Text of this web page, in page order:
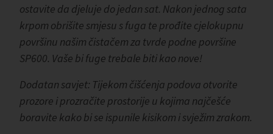
ostavite da djeluje do jedan sat. Nakon jednog sata
krpom obrišite smjesu s fuga te prođite cjelokupnu
površinu našim čistačem za tvrde podne površine
SP600. Vaše bi fuge trebale biti kao nove!
Dodatan savjet: Tijekom čišćenja podova otvorite
prozore i prozračite prostorije u kojima najčešće
boravite kako bi se ispunile kisikom i svježim zrakom.